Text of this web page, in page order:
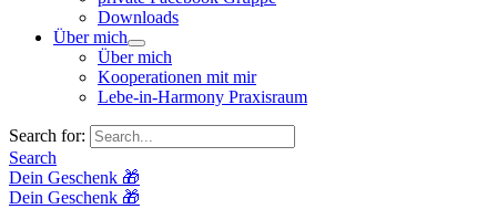
Downloads
Über mich
Über mich
Kooperationen mit mir
Lebe-in-Harmony Praxisraum
Search for:
Search
Dein Geschenk 🎁
Dein Geschenk 🎁